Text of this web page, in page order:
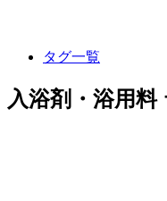
タグ一覧
入浴剤・浴用料